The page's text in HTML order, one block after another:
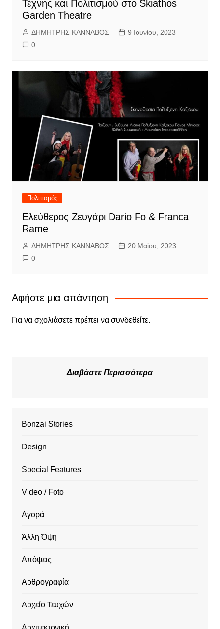
Τέχνης και Πολιτισμού στο Skiathos
Garden Theatre
ΔΗΜΗΤΡΗΣ ΚΑΝΝΑΒΟΣ
9 Ιουνίου, 2023
0
Πολιτισμός
Ελεύθερος Ζευγάρι Dario Fo & Franca
Rame
ΔΗΜΗΤΡΗΣ ΚΑΝΝΑΒΟΣ
20 Μαΐου, 2023
0
Αφήστε μια απάντηση
Για να σχολιάσετε πρέπει να συνδεθείτε.
Διαβάστε Περισσότερα
Bonzai Stories
Design
Special Features
Video / Foto
Αγορά
Άλλη Όψη
Απόψεις
Αρθρογραφία
Αρχείο Τευχών